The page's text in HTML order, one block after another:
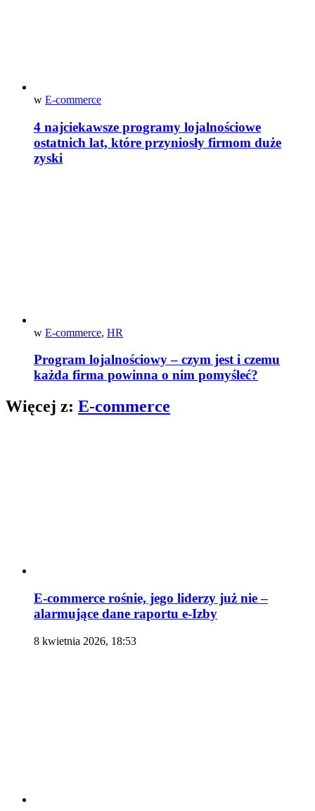
w E-commerce
4 najciekawsze programy lojalnościowe
ostatnich lat, które przyniosły firmom duże
zyski
w E-commerce, HR
Program lojalnościowy – czym jest i czemu
każda firma powinna o nim pomyśleć?
Więcej z: E-commerce
E-commerce rośnie, jego liderzy już nie –
alarmujące dane raportu e-Izby
8 kwietnia 2026, 18:53